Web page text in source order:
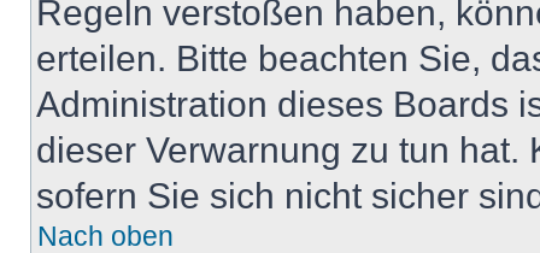
Regeln verstoßen haben,
erteilen. Bitte beachten Sie,
Administration dieses Boards
dieser Verwarnung zu tun hat.
sofern Sie sich nicht sicher
Nach oben